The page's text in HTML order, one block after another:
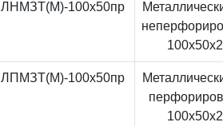
ЛНМЗТ(М)-100x50пр
ЛПМЗТ(М)-100x50пр